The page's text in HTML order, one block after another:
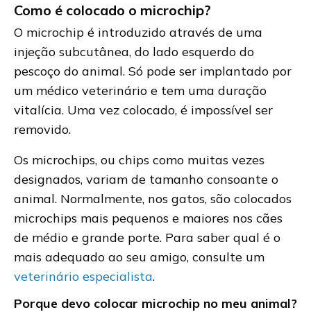
Como é colocado o microchip?
O microchip é introduzido através de uma
injeção subcutânea, do lado esquerdo do
pescoço do animal. Só pode ser implantado por
um médico veterinário e tem uma duração
vitalícia. Uma vez colocado, é impossível ser
removido.
Os microchips, ou chips como muitas vezes
designados, variam de tamanho consoante o
animal. Normalmente, nos gatos, são colocados
microchips mais pequenos e maiores nos cães
de médio e grande porte. Para saber qual é o
mais adequado ao seu amigo, consulte um
veterinário especialista.
Porque devo colocar microchip no meu animal?